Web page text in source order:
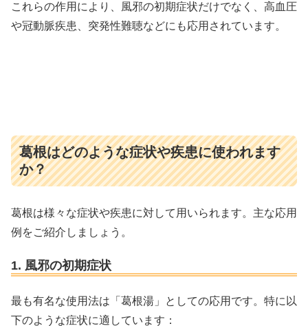
これらの作用により、風邪の初期症状だけでなく、高血圧
や冠動脈疾患、突発性難聴などにも応用されています。
葛根はどのような症状や疾患に使われます
か？
葛根は様々な症状や疾患に対して用いられます。主な応用
例をご紹介しましょう。
1. 風邪の初期症状
最も有名な使用法は「葛根湯」としての応用です。特に以
下のような症状に適しています：